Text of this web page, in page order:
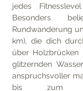
jedes
Besonders
Rundwanderung
km), die dich
über Holzbrücken
glitzernden
anspruchsvoller